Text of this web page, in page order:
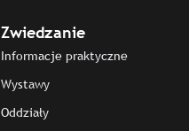
Zwiedzanie
Informacje praktyczne
Wystawy
Oddziały